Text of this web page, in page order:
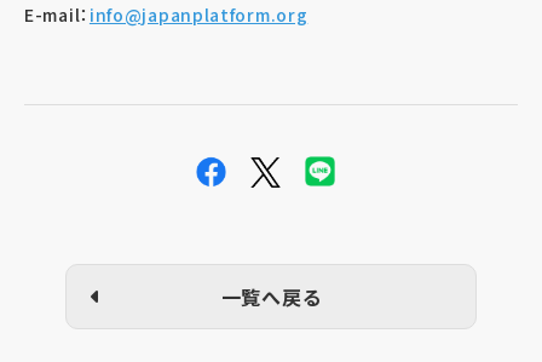
E-mail： info@japanplatform.org
一覧へ戻る